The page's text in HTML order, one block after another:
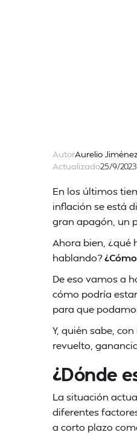
AutorAurelio
Actualizado25/9/2023
En los últimos
inflación se está
gran apagón, un
Ahora bien, ¿qué
hablando?
De eso vamos a
cómo podría
para que
Y, quién sabe,
revuelto,
¿Dónde
La situación
diferentes
a corto plazo